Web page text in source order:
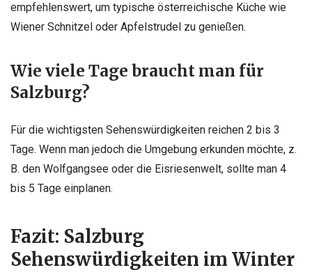
empfehlenswert, um typische österreichische Küche wie
Wiener Schnitzel oder Apfelstrudel zu genießen.
Wie viele Tage braucht man für
Salzburg?
Für die wichtigsten Sehenswürdigkeiten reichen 2 bis 3
Tage. Wenn man jedoch die Umgebung erkunden möchte, z.
B. den Wolfgangsee oder die Eisriesenwelt, sollte man 4
bis 5 Tage einplanen.
Fazit: Salzburg
Sehenswürdigkeiten im Winter